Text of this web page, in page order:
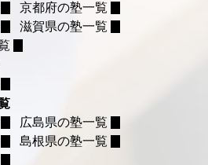
京都府の塾一覧
滋賀県の塾一覧
広島県の塾一覧
島根県の塾一覧